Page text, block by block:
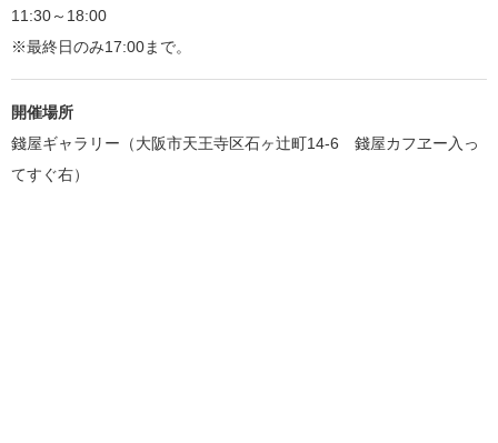
11:30～18:00
※最終日のみ17:00まで。
開催場所
錢屋ギャラリー（大阪市天王寺区石ヶ辻町14-6 錢屋カフヱー入っ
てすぐ右）